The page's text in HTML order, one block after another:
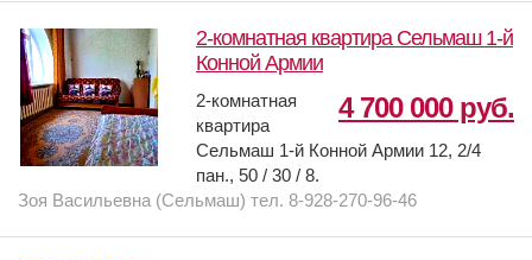
2-комнатная квартира Сельмаш 1-й
Конной Армии
4 700 000 руб.
2-комнатная
квартира
Сельмаш 1-й Конной Армии 12, 2/4
пан., 50 / 30 / 8.
Зоя Васильевна (Сельмаш) тел. 8-928-270-96-46